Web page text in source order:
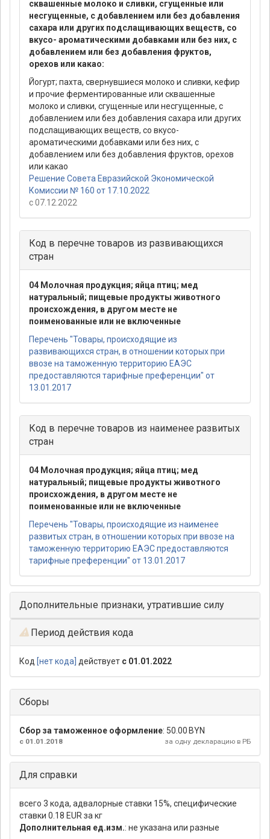
сквашенные молоко и сливки, сгущенные или
несгущенные, с добавлением или без добавления
сахара или других подслащивающих веществ, со
вкусо- ароматическими добавками или без них, с
добавлением или без добавления фруктов,
орехов или какао:
Йогурт; пахта, свернувшиеся молоко и сливки, кефир
и прочие ферментированные или сквашенные
молоко и сливки, сгущенные или несгущенные, с
добавлением или без добавления сахара или других
подслащивающих веществ, со вкусо-
ароматическими добавками или без них, с
добавлением или без добавления фруктов, орехов
или какао
Решение Совета Евразийской Экономической
Комиссии № 160 от 17.10.2022
с 07.12.2022
Код в перечне товаров из развивающихся
стран
04 Молочная продукция; яйца птиц; мед
натуральный; пищевые продукты животного
происхождения, в другом месте не
поименованные или не включенные
Перечень "Товары, происходящие из
развивающихся стран, в отношении которых при
ввозе на таможенную территорию ЕАЭС
предоставляются тарифные преференции" от
13.01.2017
Код в перечне товаров из наименее развитых
стран
04 Молочная продукция; яйца птиц; мед
натуральный; пищевые продукты животного
происхождения, в другом месте не
поименованные или не включенные
Перечень "Товары, происходящие из наименее
развитых стран, в отношении которых при ввозе на
таможенную территорию ЕАЭС предоставляются
тарифные преференции" от 13.01.2017
Дополнительные признаки, утратившие силу
Период действия кода
Код [нет кода] действует с 01.01.2022
Сборы
Сбор за таможенное оформление: 50.00 BYN
за одну декларацию в РБ
с 01.01.2018
Для справки
всего 3 кода, адвалорные ставки 15%, специфические
ставки 0.18 EUR за кг
Дополнительная ед.изм.: не указана или разные